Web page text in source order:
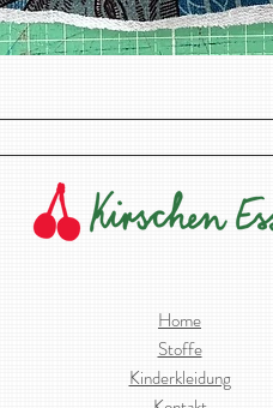
Home
Stoffe
Kinderkleidung